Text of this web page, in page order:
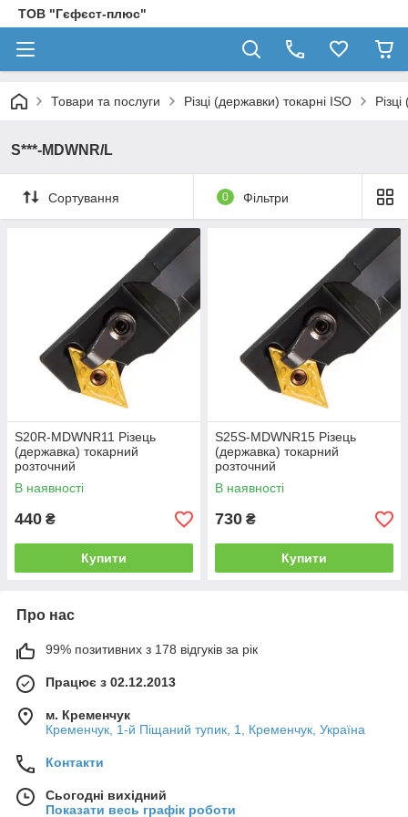
ТОВ "Гєфєст-плюс"
Товари та послуги Різці (державки) токарні ISO
S***-MDWNR/L
Сортування 0 Фільтри
S20R-MDWNR11 Різець
(державка) токарний
розточний
В наявності
440 ₴
Купити
S25S-MDWNR15 Різець
(державка) токарний
розточний
В наявності
730 ₴
Купити
Про нас
99% позитивних з 178 відгуків за рік
Працює з 02.12.2013
м. Кременчук
Кременчук, 1-й Піщаний тупик, 1, Кременчук, Україна
Контакти
Сьогодні вихідний
Показати весь графік роботи